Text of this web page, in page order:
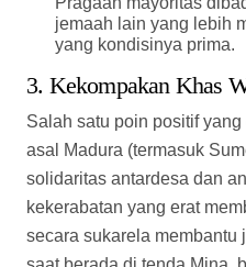
saat berada di tenda Mina,
katering, membantu
saling mengingatkan untuk
putih dicampur oralit).
4. Tantangan Cuaca
Tim kesehatan kloter yang
Madura terus melakukan
tenda-tenda Mina. Jemaah